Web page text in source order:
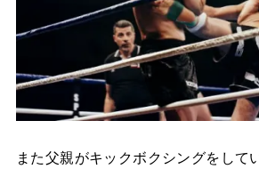
また父親がキックボクシングをして